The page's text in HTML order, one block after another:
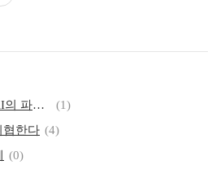
차세대 AI - 온디바이스 AI의 파괴적 영향력
(1)
협한다 (4)
(0)